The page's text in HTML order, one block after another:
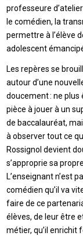
professeure
le comédien, la
permettre à l’élève
adolescent
Les repères se
autour d’une
doucement : ne plus
pièce à jouer à un
de baccalauréat,
à observer tout ce
Rossignol devient
s’approprie sa
L’enseignant n’est
comédien qu’il va
faire de ce
élèves, de leur être
métier, qu’il